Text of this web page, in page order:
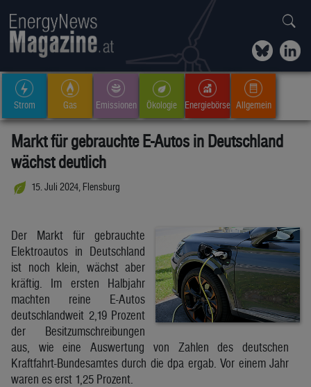
Strom Gas Emissionen Ökologie Energiebörse Allgemein
Markt für gebrauchte E-Autos in Deutschland
wächst deutlich
15. Juli 2024, Flensburg
Der Markt für gebrauchte
Elektroautos in Deutschland
ist noch klein, wächst aber
kräftig. Im ersten Halbjahr
machten reine E-Autos
deutschlandweit 2,19 Prozent
der Besitzumschreibungen
aus, wie eine Auswertung von Zahlen des deutschen
Kraftfahrt-Bundesamtes durch die dpa ergab. Vor einem Jahr
waren es erst 1,25 Prozent.